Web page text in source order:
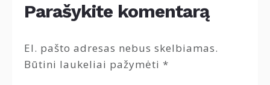
Parašykite komentarą
El. pašto adresas nebus skelbiamas.
Būtini laukeliai pažymėti *